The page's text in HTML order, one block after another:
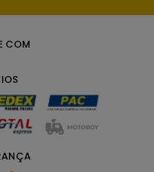
COM